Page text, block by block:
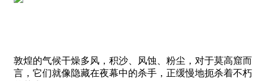
敦煌的气候干燥多风，积沙、风蚀、粉尘，对于莫高窟而
言，它们就像隐藏在夜幕中的杀手，正缓慢地扼杀着不朽